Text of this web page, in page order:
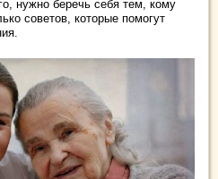
нужно беречь себя тем, кому
советов, которые помогут